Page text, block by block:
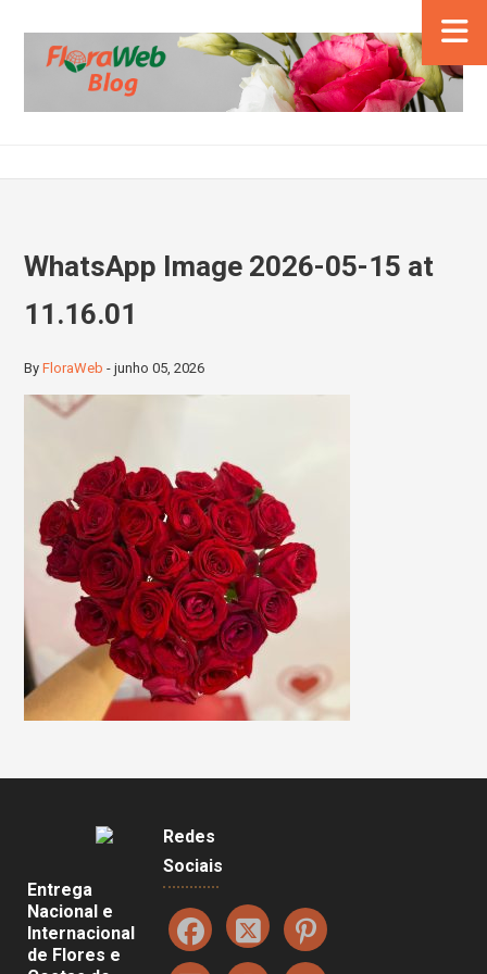
WhatsApp Image 2026-05-15 at
11.16.01
ByFloraWeb -junho 05, 2026
Entrega
Nacional e
Internacional
de Flores e
Redes
Sociais